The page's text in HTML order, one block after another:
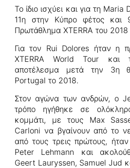
Το ίδιο ισχύει και για τη
11η στην Κύπρο φέτος και
Πρωτάθλημα XTERRA του 2018
Για τον Rui Dolores ήταν η
XTERRA World Tour και
αποτέλεσμα μετά την 3η
Portugal το 2018.
Στον αγώνα των ανδρών, ο
τρόπο ηγήθηκε σε
κομμάτι, με τους Max
Carloni να βγαίνουν από το
από τους τρεις πρώτους,
Peter Lehmann και
Geert Lauryssen, Samuel Jud